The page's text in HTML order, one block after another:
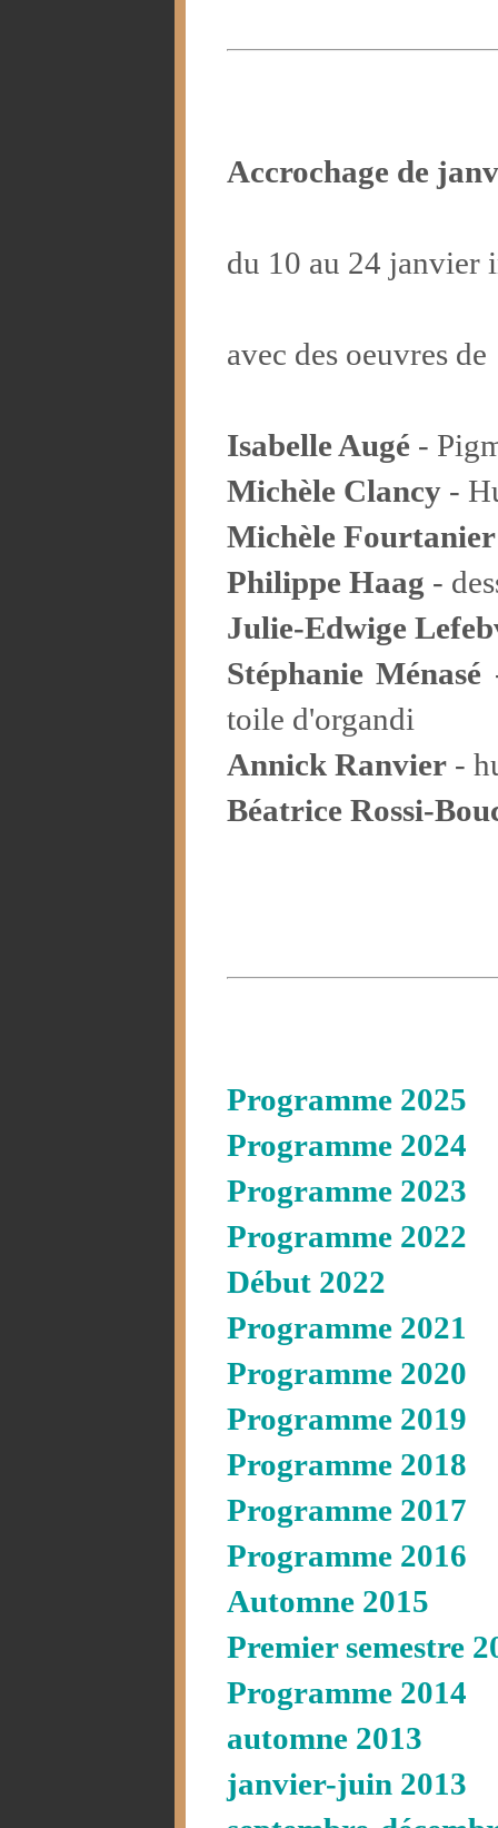
Accrochage de
du 10 au 24 janvier
avec des oeuvres de
Isabelle Augé -
Michèle Clancy-
Michèle Fourtanier
Philippe Haag -
Julie-Edwige
Stéphanie Ménasé
toile d'organdi
Annick Ranvier-
Béatrice Rossi-
Programme 2025
Programme 2024
Programme 2023
Programme 2022
Début 2022
Programme 2021
Programme 2020
Programme 2019
Programme 2018
Programme 2017
Programme 2016
Automne 2015
Premier semestre
Programme 2014
automne 2013
janvier-juin 2013